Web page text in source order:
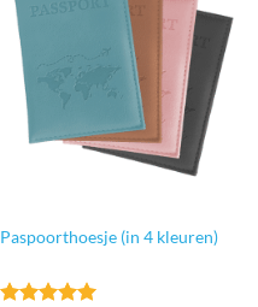
Deze
optie
kan
gekozen
worden
Paspoorthoesje (in 4 kleuren)